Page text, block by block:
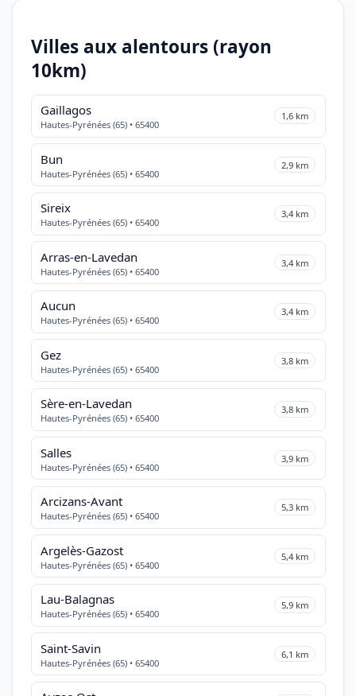
Villes aux alentours (rayon
10km)
Gaillagos
Hautes-Pyrénées (65) • 65400
1,6 km
Bun
Hautes-Pyrénées (65) • 65400
2,9 km
Sireix
Hautes-Pyrénées (65) • 65400
3,4 km
Arras-en-Lavedan
Hautes-Pyrénées (65) • 65400
3,4 km
Aucun
Hautes-Pyrénées (65) • 65400
3,4 km
Gez
Hautes-Pyrénées (65) • 65400
3,8 km
Sère-en-Lavedan
Hautes-Pyrénées (65) • 65400
3,8 km
Salles
Hautes-Pyrénées (65) • 65400
3,9 km
Arcizans-Avant
Hautes-Pyrénées (65) • 65400
5,3 km
Argelès-Gazost
Hautes-Pyrénées (65) • 65400
5,4 km
Lau-Balagnas
Hautes-Pyrénées (65) • 65400
5,9 km
Saint-Savin
Hautes-Pyrénées (65) • 65400
6,1 km